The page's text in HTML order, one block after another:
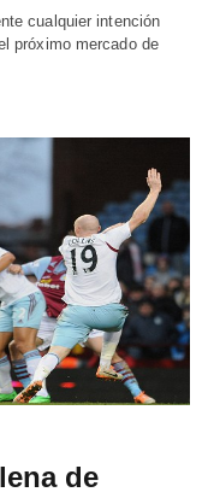
cualquier intención
próximo mercado de
de